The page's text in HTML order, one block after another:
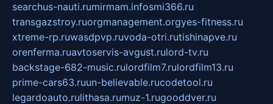
searchus-nauti.rumirmam.infosmi366.ru
transgazstroy.ruorgmanagement.orgyes-fitness.ru
xtreme-rp.ruwasdpvp.ruvoda-otri.rutishinapve.ru
orenferma.ruavtoservis-avgust.rulord-tv.ru
backstage-682-music.rulordfilm7.rulordfilm13.ru
prime-cars63.ruun-believable.rucodetool.ru
legardoauto.rulithasa.rumuz-1.rugooddver.ru